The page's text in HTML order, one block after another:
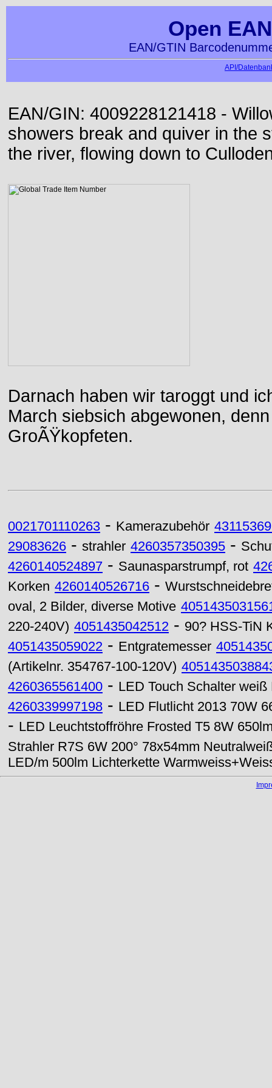
Open
EAN/GTIN
API/
EAN/GIN: 4009228121418 -
showers break and quiver in the
the river, flowing down to
Darnach haben wir taroggt und
March siebsich abgewonen,
GroÃŸkopfeten.
0021701110263 - Kamerazubehör
29083626 - strahler 4260357350395 -
4260140524897 - Saunasparstrumpf, rot
Korken 4260140526716 -
oval, 2 Bilder, diverse Motive
220-240V) 4051435042512 - 90? HSS-TiN
4051435059022 - Entgratemesser
(Artikelnr. 354767-100-120V)
4260365561400 - LED Touch Schalter
4260339997198 - LED Flutlicht 2013 70W
- LED Leuchtstoffröhre Frosted T5 8W
Strahler R7S 6W 200° 78x54mm
LED/m 500lm Lichterkette